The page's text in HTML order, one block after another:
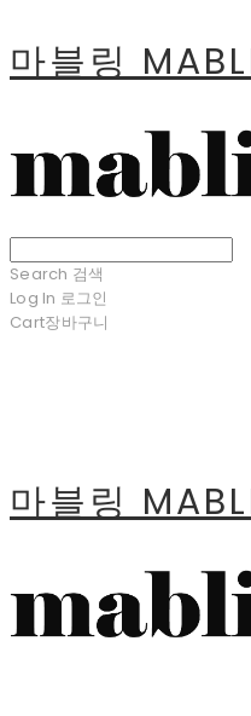
마블링
Search 검색
Log In 로그인
Cart장바구니
마블링